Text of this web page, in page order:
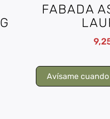
FABADA
Avísame